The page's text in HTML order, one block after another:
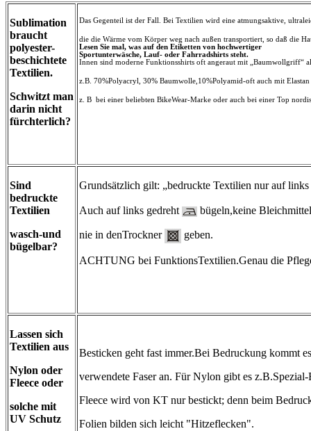
Sublimation
braucht
polyester-
beschichtete
Textilien.
Schwitzt man
darin nicht
fürchterlich?
Das Gegenteil ist der Fall. Bei Textilien wird eine atmungsaktive,
die die Wärme vom Körper weg nach außen transportiert, so daß die
Lesen Sie mal, was auf den Etiketten von hochwertiger
Sportunterwäsche, Lauf- oder Fahrradshirts steht.
Innen sind moderne Funktionsshirts oft angeraut mit „Baumwollgriff“
z.B. 70%Polyacryl, 30% Baumwolle,10%Polyamid-oft auch mit
z. B bei einer beliebten BikeWear-Marke oder auch bei einer Top
Sind
bedruckte
Textilien
wasch-und
bügelbar?
Grundsätzlich gilt: „bedruckte Textilien nur auf
Auch auf links gedreht bügeln,keine
nie in denTrockner geben.
ACHTUNG bei FunktionsTextilien.Genau die
Lassen sich
Textilien aus
Nylon oder
Fleece oder
solche mit
UV Schutz
Besticken geht fast immer.Bei Bedruckung kommt
verwendete Faser an. Für Nylon gibt es
Fleece wird von KT nur bestickt; denn beim
Folien bilden sich leicht "Hitzeflecken".